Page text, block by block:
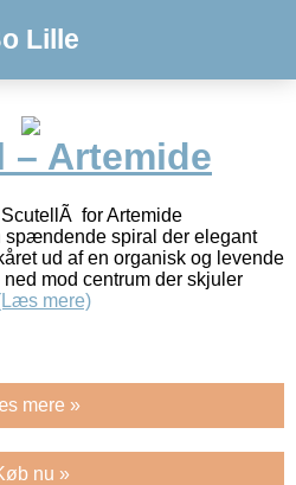
Lille
– Artemide
for Artemide
spændende spiral der elegant
ud af en organisk og levende
mod centrum der skjuler
mere)
mere »
nu »